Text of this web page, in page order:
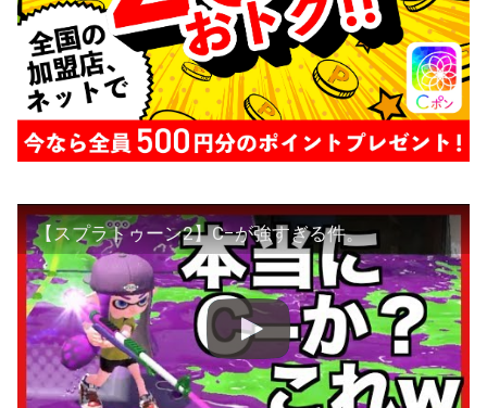
【スプラトゥーン2】C−が強すぎる件。